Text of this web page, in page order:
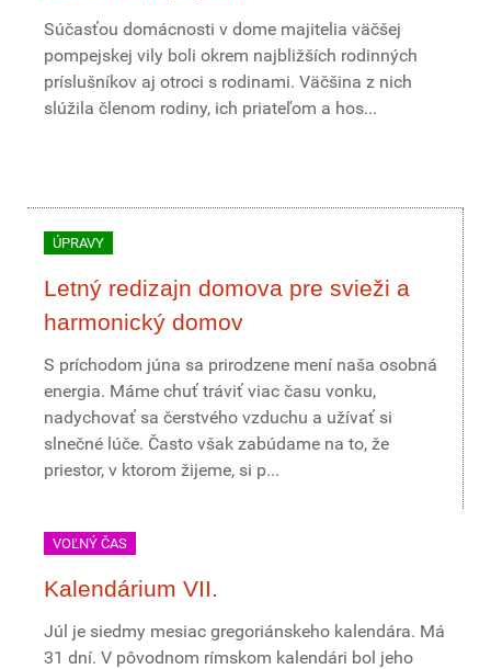
Súčasťou domácnosti v dome majitelia väčšej
pompejskej vily boli okrem najbližších rodinných
príslušníkov aj otroci s rodinami. Väčšina z nich
slúžila členom rodiny, ich priateľom a hos...
ÚPRAVY
Letný redizajn domova pre svieži a
harmonický domov
S príchodom júna sa prirodzene mení naša osobná
energia. Máme chuť tráviť viac času vonku,
nadychovať sa čerstvého vzduchu a užívať si
slnečné lúče. Často však zabúdame na to, že
priestor, v ktorom žijeme, si p...
VOĽNÝ ČAS
Kalendárium VII.
Júl je siedmy mesiac gregoriánskeho kalendára. Má
31 dní. V pôvodnom rímskom kalendári bol jeho